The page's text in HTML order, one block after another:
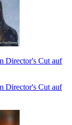
Director's Cut auf
Director's Cut auf